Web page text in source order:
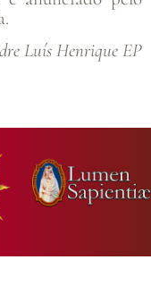
Luís Henrique EP